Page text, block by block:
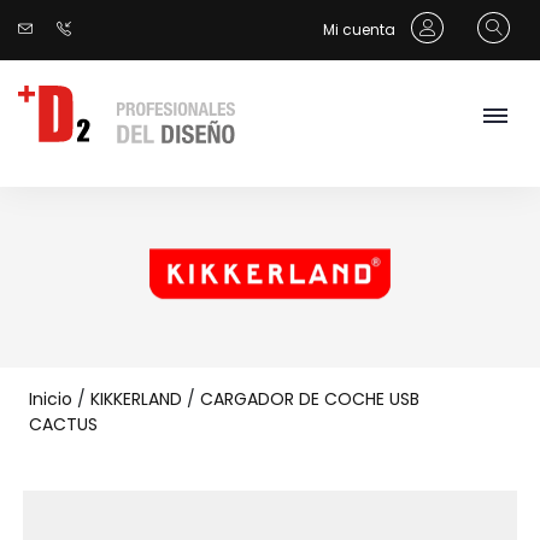
Mi cuenta
Inicio / KIKKERLAND / CARGADOR DE COCHE USB
CACTUS